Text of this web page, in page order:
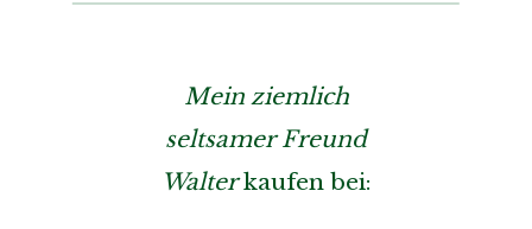
Mein ziemlich
seltsamer Freund
Walter kaufen bei: